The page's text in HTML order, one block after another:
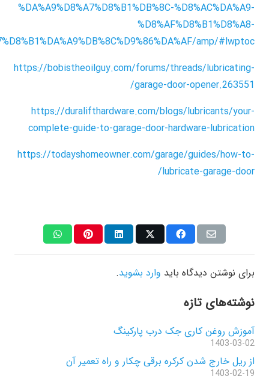
%DA%A9%D8%A7%D8%B1%DB%8C-%D8%AC%DA%A9-
%D8%AF%D8%B1%D8%A8-
amp/#lwptoc
https://bobistheoilguy.com/forums/threads/lubricating-
garage-door-opener.263551/
https://duralifthardware.com/blogs/lubricants/your-
complete-guide-to-garage-door-hardware-lubrication
https://todayshomeowner.com/garage/guides/how-to-
lubricate-garage-door/
برای نوشتن دیدگاه باید وارد بشوید.
نوشته‌های تازه
آموزش روغن کاری جک درب پارکینگ
1403-03-02
از ریل خارج شدن کرکره برقی چکار و راه تعمیر آن
1403-02-19